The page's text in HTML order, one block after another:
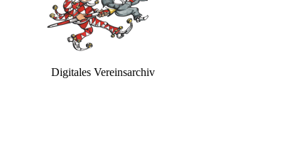
Digitales Vereinsarchiv